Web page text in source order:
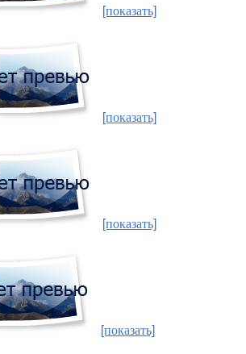
[показать]
[показать]
[показать]
[показать]